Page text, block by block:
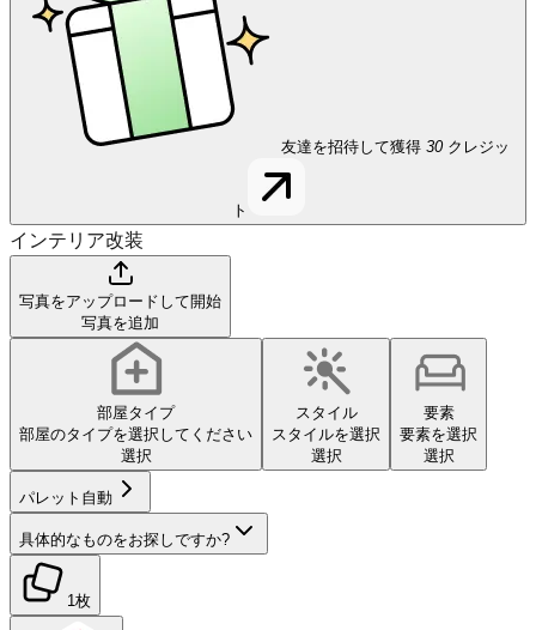
友達を招待して獲得 30 クレジッ
ト
インテリア改装
写真をアップロードして開始
写真を追加
部屋タイプ
部屋のタイプを選択してください
選択
スタイル
スタイルを選択
選択
要素
要素を選択
選択
パレット 自動
具体的なものをお探しですか?
1枚